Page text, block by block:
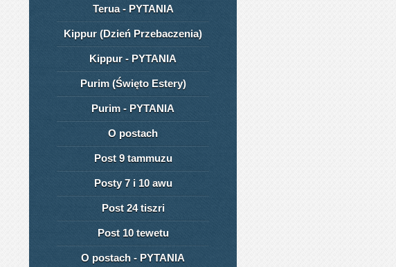
Terua - PYTANIA
Kippur (Dzień Przebaczenia)
Kippur - PYTANIA
Purim (Święto Estery)
Purim - PYTANIA
O postach
Post 9 tammuzu
Posty 7 i 10 awu
Post 24 tiszri
Post 10 tewetu
O postach - PYTANIA